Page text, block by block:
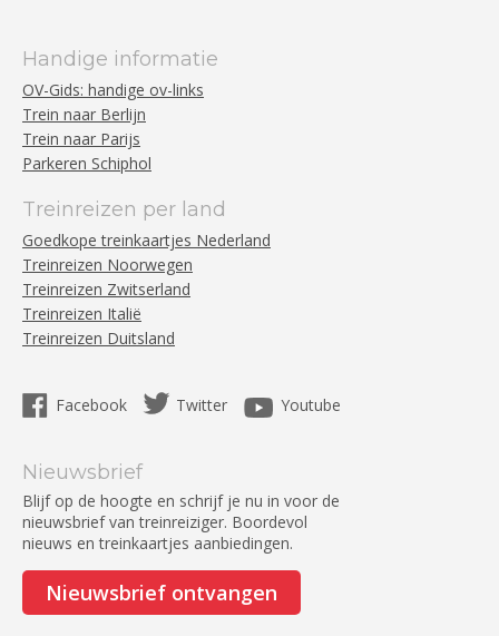
Handige informatie
OV-Gids: handige ov-links
Trein naar Berlijn
Trein naar Parijs
Parkeren Schiphol
Treinreizen per land
Goedkope treinkaartjes Nederland
Treinreizen Noorwegen
Treinreizen Zwitserland
Treinreizen Italië
Treinreizen Duitsland
Facebook Twitter Youtube
Nieuwsbrief
Blijf op de hoogte en schrijf je nu in voor de
nieuwsbrief van treinreiziger. Boordevol
nieuws en treinkaartjes aanbiedingen.
Nieuwsbrief ontvangen